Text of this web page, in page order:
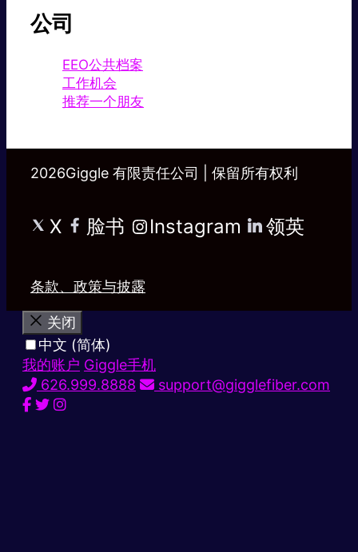
公司
EEO公共档案
工作机会
推荐一个朋友
2026Giggle 有限责任公司 | 保留所有权利
X 脸书 Instagram 领英
条款、政策与披露
关闭
中文 (简体)
我的账户 Giggle手机
626.999.8888
support@gigglefiber.com